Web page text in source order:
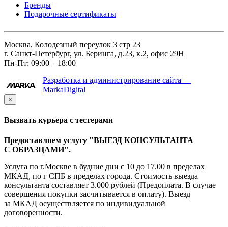
Бренды
Подарочные сертификаты
Москва, Колодезный переулок 3 стр 23
г. Санкт-Петербург, ул. Беринга, д.23, к.2, офис 29Н
Пн-Пт: 09:00 – 18:00
Разработка и администрирование сайта —
MarkaDigital
×
Вызвать курьера с тестерами
Предоставляем услугу "ВЫЕЗД КОНСУЛЬТАНТА
С ОБРАЗЦАМИ".
Услуга по г.Москве в будние дни с 10 до 17.00 в пределах
МКАД, по г СПБ в пределах города. Стоимость выезда
консультанта составляет 3.000 рублей (Предоплата. В случае
совершения покупки засчитывается в оплату). Выезд
за МКАД осуществляется по индивидуальной
договоренности.